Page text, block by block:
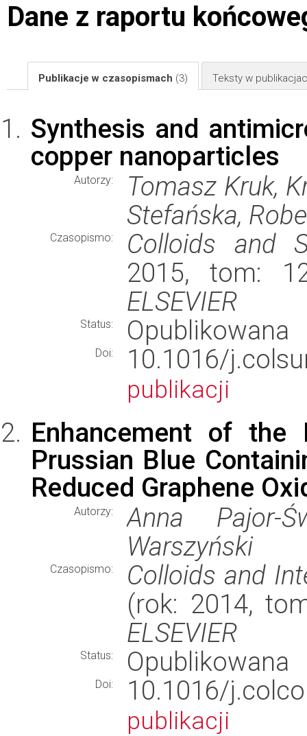
Dane z raportu
Publikacje w czasopismach (3) Teksty w
Synthesis and
copper nanoparticles
Autorzy:
Tomasz Kruk,
Stefańska,
Czasopismo:
Colloids and
2015, tom:
ELSEVIER
Status: Opublikowana
Doi: 10.1016/
publikacji
Enhancement of the
Prussian Blue
Reduced Graphene
Autorzy:
Anna Pajor-
Warszyński
Czasopismo:
Colloids and
(rok: 2014,
ELSEVIER
Status: Opublikowana
Doi: 10.1016/
publikacji